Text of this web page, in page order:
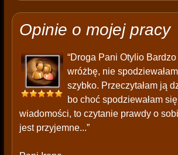
Opinie o mojej pracy
“Droga Pani Otylio
wróżbę, nie
szybko. Przeczytałam ją
bo choć spodziewałam
wiadomości, to czytanie prawdy o
jest przyjemne...”